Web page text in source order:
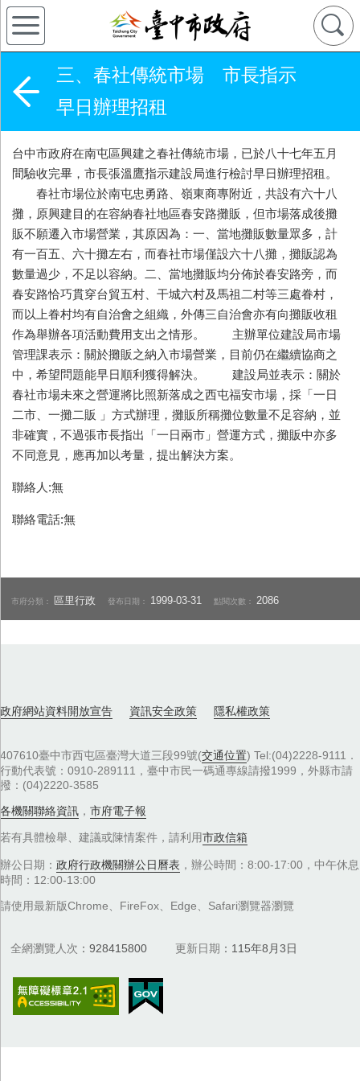
三、春社傳統市場 市長指示
早日辦理招租
台中市政府在南屯區興建之春社傳統市場，已於八十七年五月
間驗收完畢，市長張溫鷹指示建設局進行檢討早日辦理招租。
春社市場位於南屯忠勇路、嶺東商專附近，共設有六十八
攤，原興建目的在容納春社地區春安路攤販，但市場落成後攤
販不願遷入市場營業，其原因為：一、當地攤販數量眾多，計
有一百五、六十攤左右，而春社市場僅設六十八攤，攤販認為
數量過少，不足以容納。二、當地攤販均分佈於春安路旁，而
春安路恰巧貫穿台貿五村、干城六村及馬祖二村等三處眷村，
而以上眷村均有自治會之組織，外傳三自治會亦有向攤販收租
作為舉辦各項活動費用支出之情形。 主辦單位建設局市場
管理課表示：關於攤販之納入市場營業，目前仍在繼續協商之
中，希望問題能早日順利獲得解決。 建設局並表示：關於
春社市場未來之營運將比照新落成之西屯福安市場，採「一日
二市、一攤二販 」方式辦理，攤販所稱攤位數量不足容納，並
非確實，不過張市長指出「一日兩市」營運方式，攤販中亦多
不同意見，應再加以考量，提出解決方案。
聯絡人:無
聯絡電話:無
市府分類： 區里行政 發布日期： 1999-03-31 點閱次數： 2086
政府網站資料開放宣告 資訊安全政策 隱私權政策
407610臺中市西屯區臺灣大道三段99號(交通位置) Tel:(04)2228-9111．
行動代表號：0910-289111，臺中市民一碼通專線請撥1999，外縣市請
撥：(04)2220-3585
各機關聯絡資訊 ， 市府電子報
若有具體檢舉、建議或陳情案件，請利用市政信箱
辦公日期： 政府行政機關辦公日曆表 ，辦公時間：8:00-17:00，中午休息
時間：12:00-13:00
請使用最新版Chrome、FireFox、Edge、Safari瀏覽器瀏覽
全網瀏覽人次 928415800 更新日期 115年8月3日